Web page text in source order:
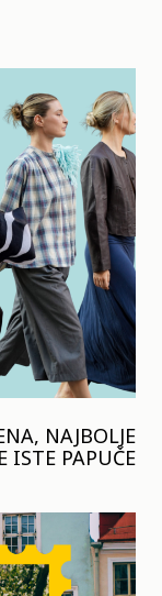
NAJBOLJE
ISTE PAPUČE